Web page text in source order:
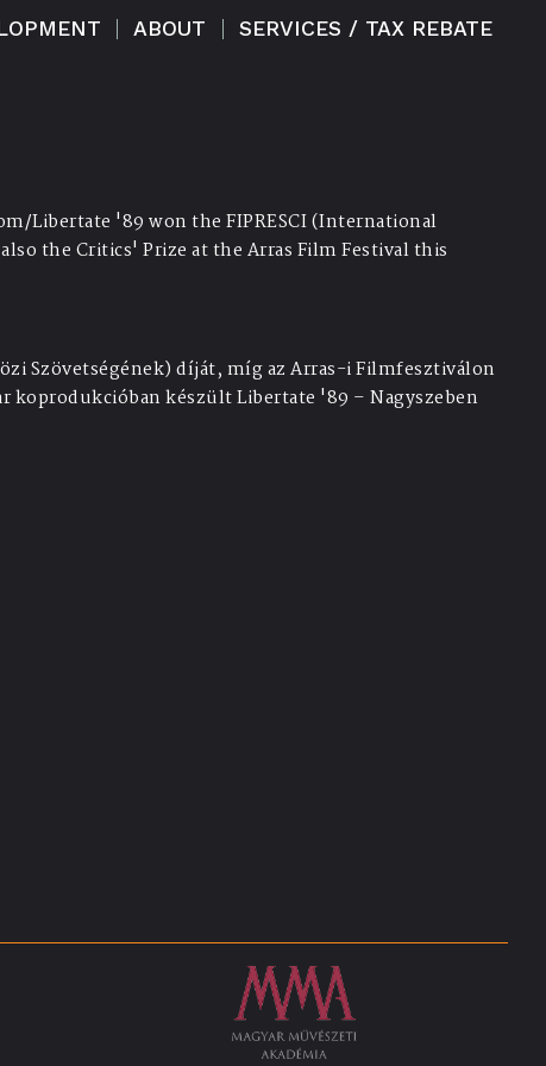
ABOUT SERVICES / TAX REBATE
Libertate '89 won the FIPRESCI (International
the Critics' Prize at the Arras Film Festival this
Szövetségének) díját, míg az Arras-i Filmfesztiválon
koprodukcióban készült Libertate '89 – Nagyszeben